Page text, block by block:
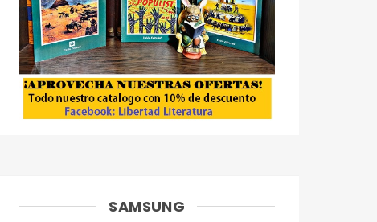
SAMSUNG